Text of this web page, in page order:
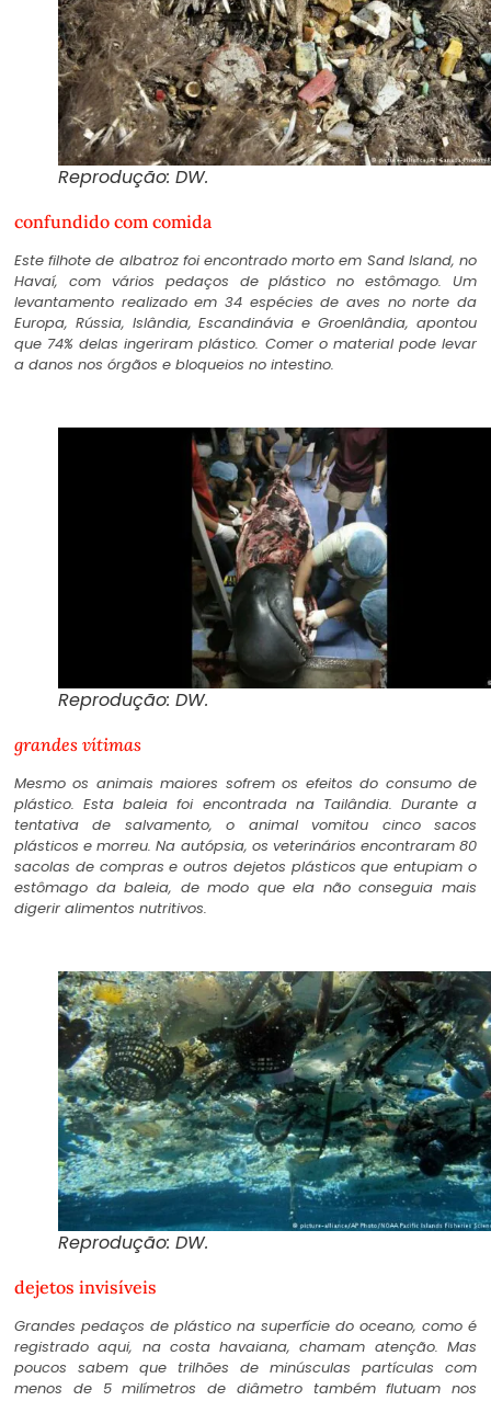
Reprodução: DW.
confundido com comida
Este filhote de albatroz foi encontrado morto em Sand Island, no
Havaí, com vários pedaços de plástico no estômago. Um
levantamento realizado em 34 espécies de aves no norte da
Europa, Rússia, Islândia, Escandinávia e Groenlândia, apontou
que 74% delas ingeriram plástico. Comer o material pode levar
a danos nos órgãos e bloqueios no intestino.
Reprodução: DW.
grandes vítimas
Mesmo os animais maiores sofrem os efeitos do consumo de
plástico. Esta baleia foi encontrada na Tailândia. Durante a
tentativa de salvamento, o animal vomitou cinco sacos
plásticos e morreu. Na autópsia, os veterinários encontraram 80
sacolas de compras e outros dejetos plásticos que entupiam o
estômago da baleia, de modo que ela não conseguia mais
digerir alimentos nutritivos.
Reprodução: DW.
dejetos invisíveis
Grandes pedaços de plástico na superfície do oceano, como é
registrado aqui, na costa havaiana, chamam atenção. Mas
poucos sabem que trilhões de minúsculas partículas com
menos de 5 milímetros de diâmetro também flutuam nos